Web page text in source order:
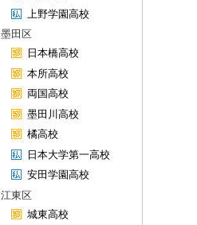
上野学園高校
墨田区
日本橋高校
本所高校
両国高校
墨田川高校
橘高校
日本大学第一高校
安田学園高校
江東区
城東高校